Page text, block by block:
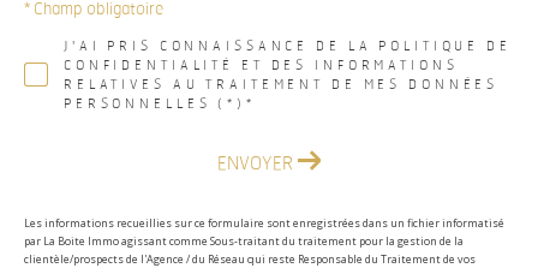
J'AI PRIS CONNAISSANCE DE LA POLITIQUE DE
CONFIDENTIALITÉ ET DES INFORMATIONS
RELATIVES AU TRAITEMENT DE MES DONNÉES
PERSONNELLES (*)*
* Champ obligatoire
ENVOYER
Les informations recueillies sur ce formulaire sont enregistrées dans un fichier informatisé
par La Boite Immo agissant comme Sous-traitant du traitement pour la gestion de la
clientèle/prospects de l'Agence / du Réseau qui reste Responsable du Traitement de vos